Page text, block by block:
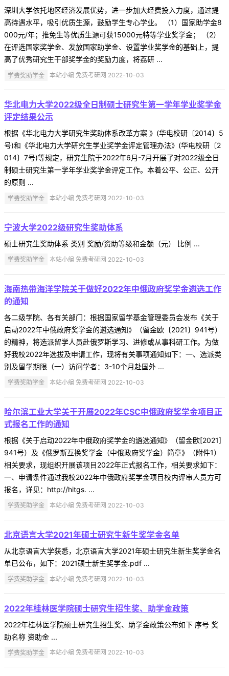
深圳大学依托地区经济发展优势，进一步加大经费投入力度，通过提
高待遇水平，吸引优质生源，鼓励学生专心学业。 （1）国家助学金8
000元/年；推免生等优质生源可获15000元特等学业奖学金； （2）
在评选国家奖学金、发放国家助学金、设置学业奖学金的基础上，提
高了优秀研究生干部奖学金的奖励力度，将荔研 ...
学费奖助学金 本站小编 免费考研网 2022-10-03
华北电力大学2022级全日制硕士研究生第一学年学业奖学金
评定结果公示
根据《华北电力大学研究生奖助体系改革方案 》(华电校研〔2014〕5
号)和《华北电力大学研究生学业奖学金评定管理办法》(华电校研〔2
014〕7号)等规定，研究生院于2022年6月-7月开展了对2022级全日
制硕士研究生第一学年学业奖学金评定工作。本着公平、公正、公开
的原则 ...
学费奖助学金 本站小编 免费考研网 2022-10-03
宁波大学2022级研究生奖助体系
硕士研究生奖助体系 类别 奖励/资助等级和金额（元） 比例 ...
学费奖助学金 本站小编 免费考研网 2022-10-03
海南热带海洋学院关于做好2022年中俄政府奖学金遴选工作
的通知
各二级学院、各有关部门：根据国家留学基金管理委员会发布《关于
启动2022年中俄政府奖学金的遴选通知》（留金欧〔2021〕941号）
的精神，将选派留学人员赴俄罗斯学习、进修或从事科研工作。为做
好我校2022年选拔及申请工作，现将有关事项通知如下：一、选派类
别及留学期限（一）访问学者：3-10个月赴国外 ...
学费奖助学金 本站小编 免费考研网 2022-10-03
哈尔滨工业大学关于开展2022年CSC中俄政府奖学金项目正
式报名工作的通知
根据《关于启动2022年中俄政府奖学金的遴选通知》（留金欧[2021]
941号）及《俄罗斯互换奖学金（中俄政府奖学金）简章》（附件1）
相关要求，现组织开展该项目2022年正式报名工作，相关要求如下：
一、申请条件通过我校2022年中俄政府奖学金项目校内评审人员方可
报名，详见：http://hitgs. ...
学费奖助学金 本站小编 免费考研网 2022-10-03
北京语言大学2021年硕士研究生新生奖学金名单
从北京语言大学获悉，北京语言大学2021年硕士研究生新生奖学金名
单已公布，如下：2021硕士新生奖学金.pdf ...
学费奖助学金 本站小编 免费考研网 2022-10-03
2022年桂林医学院硕士研究生招生奖、助学金政策
2022年桂林医学院硕士研究生招生奖、助学金政策公布如下 序号 奖
助名称 资助金 ...
学费奖助学金 本站小编 免费考研网 2022-10-03